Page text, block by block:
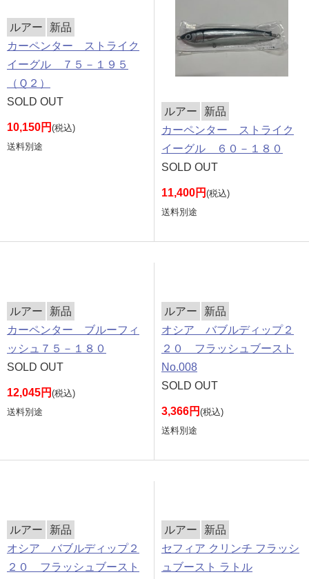
ルアー
新品
カーペンター ストライク
イーグル ７５－１９５
（Ｑ２）
SOLD OUT
10,150円 (税込)
送料別途
ルアー
新品
カーペンター ストライク
イーグル ６０－１８０
SOLD OUT
11,400円 (税込)
送料別途
ルアー
新品
カーペンター ブルーフィ
ッシュ７５－１８０
SOLD OUT
12,045円 (税込)
送料別途
ルアー
新品
オシア バブルディップ２
２０ フラッシュブースト
No.008
SOLD OUT
3,366円 (税込)
送料別途
ルアー
新品
オシア バブルディップ２
２０ フラッシュブースト
ルアー
新品
セフィア クリンチ フラッシ
ュブースト ラトル